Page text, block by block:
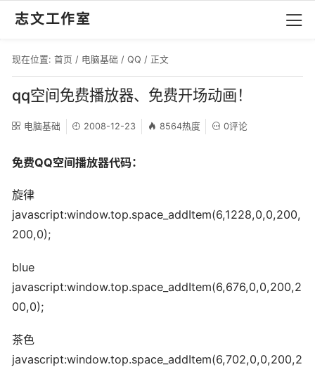
志文工作室
现在位置: 首页 / 电脑基础 / QQ / 正文
qq空间免费播放器、免费开场动画！
电脑基础 2008-12-23 8564热度 0评论
免费QQ空间播放器代码：
旋律
javascript:window.top.space_addItem(6,1228,0,0,200,
200,0);
blue
javascript:window.top.space_addItem(6,676,0,0,200,2
00,0);
茶色
javascript:window.top.space_addItem(6,702,0,0,200,2